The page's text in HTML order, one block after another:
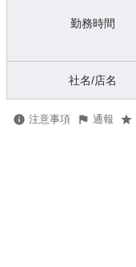
勤務時間
社名/店名
注意事項 通報